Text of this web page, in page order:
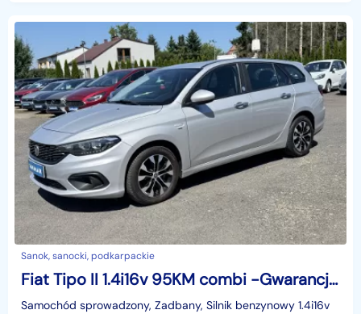
Sanok, sanocki, podkarpackie
Fiat Tipo II 1.4i16v 95KM combi -Gwarancja- Książki, LEDy, Elektryka
Samochód sprowadzony, Zadbany, Silnik benzynowy 1.4i16v